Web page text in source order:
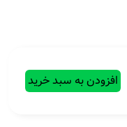
افزودن به سبد خرید